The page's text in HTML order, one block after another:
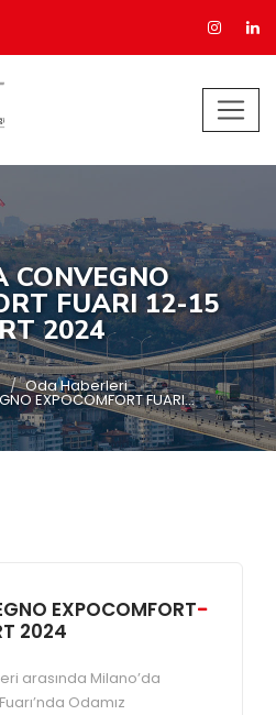
CONVEGNO
FUARI 12-15
2024
Oda Haberleri
EXPOCOMFORT FUARI...
EXPOCOMFORT
2024
arasında Milano’da
Odamız